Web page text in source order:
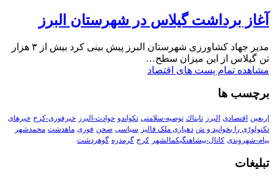
آغاز برداشت گیلاس در شهرستان البرز
مدیر جهاد کشاورزی شهرستان البرز پیش بینی کرد بیش از ۳ هزار
تن گیلاس از این میزان سطح…
مشاهده تمام پست های اقتصاد
برچسب ها
اربعین اقتصادی البرز تابناك توصیه-سلامتی تکواندو حوادث-البرز خبرفوری-کرج خبرهای
تکنولوڑی را بخوانید و ش دهیاری ملک فالیز سیاسی صحن فوری ماهدشت محمدشهر
پیام-شهروندی کانال-پیشاهنگیکمالشهر کرج گرمدره گوهردشت
تبلیغات